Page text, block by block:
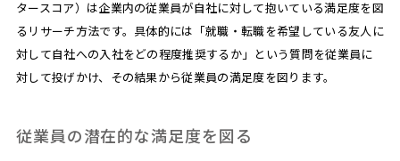
タースコア）は企業内の従業員が自社に対して抱いている満足度を図
るリサーチ方法です。具体的には「就職・転職を希望している友人に
対して自社への入社をどの程度推奨するか」という質問を従業員に
対して投げかけ、その結果から従業員の満足度を図ります。
従業員の潜在的な満足度を図る